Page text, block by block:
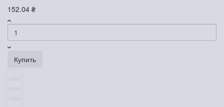
152.04 ₴
Купить